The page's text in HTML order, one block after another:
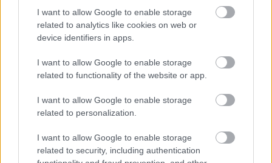
I want to allow Google to enable storage
related to analytics like cookies on web or
device identifiers in apps.
I want to allow Google to enable storage
related to functionality of the website or app.
I want to allow Google to enable storage
related to personalization.
I want to allow Google to enable storage
related to security, including authentication
Όταν το μυαλό ‘’τραβάει
στυτική λειτουργία
ΔΕΙΤΕ ΕΠΙΣΗΣ